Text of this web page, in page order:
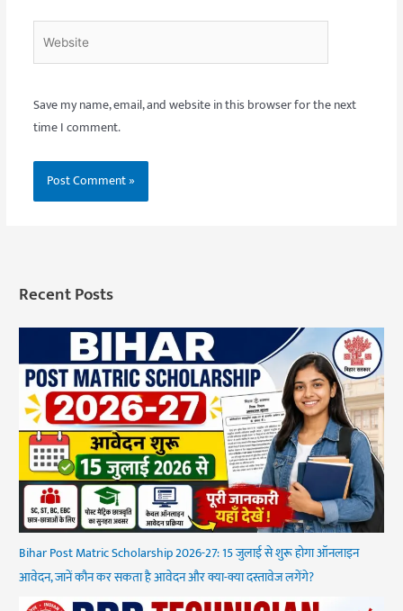
Save my name, email, and website in this browser for the next
time I comment.
Recent Posts
Bihar Post Matric Scholarship 2026-27: 15 जुलाई से शुरू होगा ऑनलाइन
आवेदन, जानें कौन कर सकता है आवेदन और क्या-क्या दस्तावेज लगेंगे?